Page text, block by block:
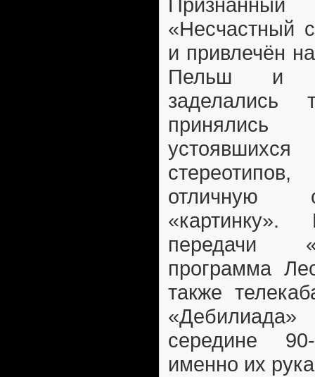
«Несчастный
и привлечён
Пельш и
заделались
отличную
«картинку».
передачи
программа
также
середине
именно их